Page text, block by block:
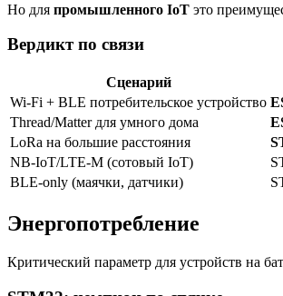
Но для промышленного IoT это
Вердикт по связи
Сценарий
Wi-Fi + BLE потребительское устройство
Thread/Matter для умного дома
LoRa на большие расстояния
NB-IoT/LTE-M (сотовый IoT)
BLE-only (маячки, датчики)
Энергопотребление
Критический параметр для устройств на